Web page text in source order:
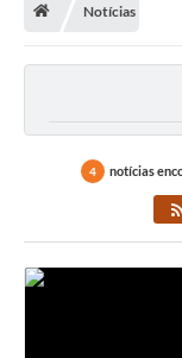
Diário Oficial
Ouvidoria
Notícias
4 notícias